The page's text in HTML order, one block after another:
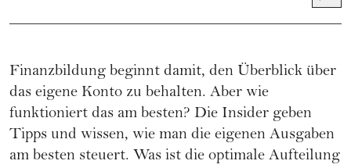
Finanzbildung beginnt damit, den Überblick über
das eigene Konto zu behalten. Aber wie
funktioniert das am besten? Die Insider geben
Tipps und wissen, wie man die eigenen Ausgaben
am besten steuert. Was ist die optimale Aufteilung